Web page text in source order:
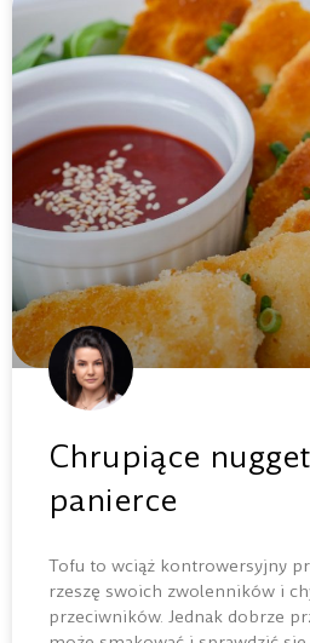
Chrupiące
panierce
Tofu to wciąż kontrowersyjny
rzeszę swoich zwolenników i
przeciwników. Jednak dobrze